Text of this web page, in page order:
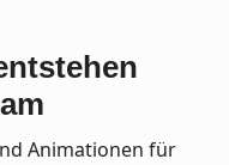
Animationen für